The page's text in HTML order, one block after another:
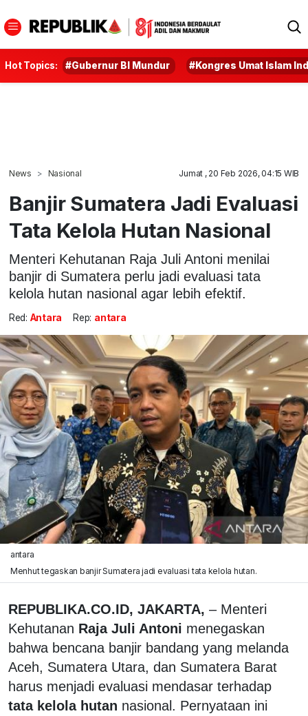
Hot Topics: #Gubernur BI Mundur #Kongres Umat Islam
News Nasional Jumat , 20 Feb 2026, 04:15 WIB
Banjir Sumatera Jadi Evaluasi
Tata Kelola Hutan Nasional
Menteri Kehutanan Raja Juli Antoni menilai
banjir di Sumatera perlu jadi evaluasi tata
kelola hutan nasional agar lebih efektif.
Red: Antara Rep: antara
antara
Menhut tegaskan banjir Sumatera jadi evaluasi tata kelola hutan.
REPUBLIKA.CO.ID, JAKARTA, – Menteri
Kehutanan Raja Juli Antoni menegaskan
bahwa bencana banjir bandang yang melanda
Aceh, Sumatera Utara, dan Sumatera Barat
harus menjadi evaluasi mendasar terhadap
tata kelola hutan nasional. Pernyataan ini